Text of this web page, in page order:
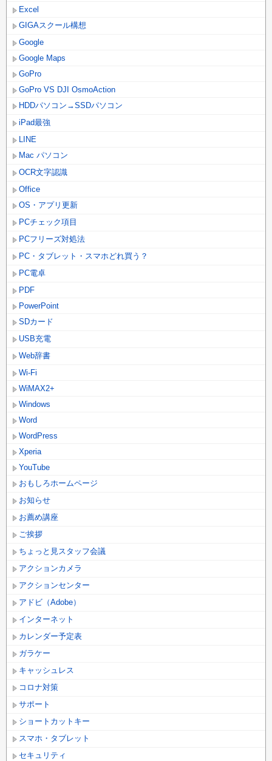
Excel
GIGAスクール構想
Google
Google Maps
GoPro
GoPro VS DJI OsmoAction
HDDパソコン→SSDパソコン
iPad最強
LINE
Mac パソコン
OCR文字認識
Office
OS・アプリ更新
PCチェック項目
PCフリーズ対処法
PC・タブレット・スマホどれ買う？
PC電卓
PDF
PowerPoint
SDカード
USB充電
Web辞書
Wi-Fi
WiMAX2+
Windows
Word
WordPress
Xperia
YouTube
おもしろホームページ
お知らせ
お薦め講座
ご挨拶
ちょっと見スタッフ会議
アクションカメラ
アクションセンター
アドビ（Adobe）
インターネット
カレンダー予定表
ガラケー
キャッシュレス
コロナ対策
サポート
ショートカットキー
スマホ・タブレット
セキュリティ